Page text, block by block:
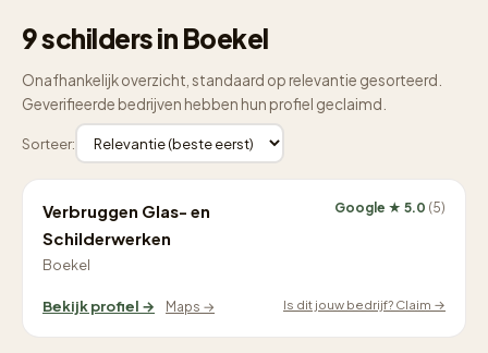
9 schilders in Boekel
Onafhankelijk overzicht, standaard op relevantie gesorteerd.
Geverifieerde bedrijven hebben hun profiel geclaimd.
Sorteer:
Verbruggen Glas- en
Schilderwerken
Boekel
Google ★ 5.0 (5)
Bekijk profiel → Maps → Is dit jouw bedrijf? Claim →